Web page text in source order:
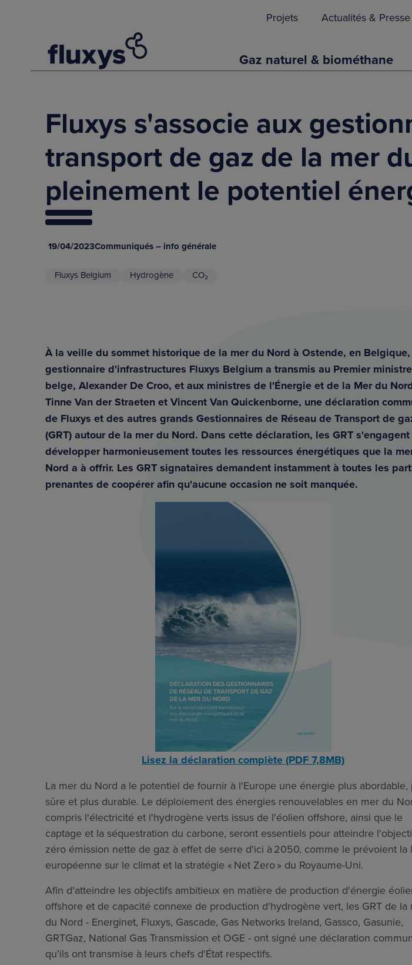
Projets Actualités & Presse
Gaz naturel & biométhane
Fluxys s'associe aux
transport de gaz de la mer
pleinement le potentiel
19/04/2023Communiqués – info générale
Fluxys Belgium Hydrogène CO₂
À la veille du sommet historique de la mer du Nord à Ostende, en
gestionnaire d'infrastructures Fluxys Belgium a transmis au Premier ministre
belge, Alexander De Croo, et aux ministres de l'Énergie et de la Mer du
Tinne Van der Straeten et Vincent Van Quickenborne, une déclaration
de Fluxys et des autres grands Gestionnaires de Réseau de Transport de
(GRT) autour de la mer du Nord. Dans cette déclaration, les GRT s'engagent
développer harmonieusement toutes les ressources énergétiques que la
Nord a à offrir. Les GRT signataires demandent instamment à toutes les
prenantes de coopérer afin qu'aucune occasion ne soit manquée.
Lisez la déclaration complète (PDF 7,8MB)
La mer du Nord a le potentiel de fournir à l'Europe une énergie plus abordable,
sûre et plus durable. Le déploiement des énergies renouvelables en mer du
compris l'électricité et l'hydrogène verts issus de l'éolien offshore, ainsi que le
captage et la séquestration du carbone, seront essentiels pour atteindre
zéro émission nette de gaz à effet de serre d'ici à 2050, comme le prévoient la
européenne sur le climat et la stratégie « Net Zero » du Royaume-Uni.
Afin d'atteindre les objectifs ambitieux en matière de production d'énergie
offshore et de capacité connexe de production d'hydrogène vert, les GRT de la
du Nord - Energinet, Fluxys, Gascade, Gas Networks Ireland, Gassco, Gasunie,
GRTGaz, National Gas Transmission et OGE - ont signé une déclaration
qu'ils ont transmise à leurs chefs d'État respectifs.